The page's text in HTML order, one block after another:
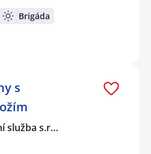
Brigáda
s
služba s.r…